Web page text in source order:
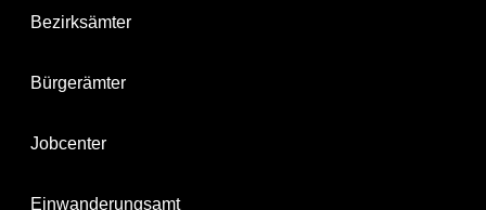
Bezirksämter
Bürgerämter
Jobcenter
Einwanderungsamt